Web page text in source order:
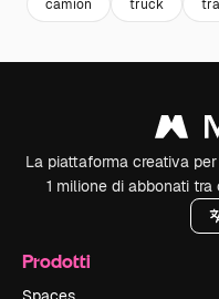
camion truck
La piattaforma creativa
1 milione di abbonati
Prodotti